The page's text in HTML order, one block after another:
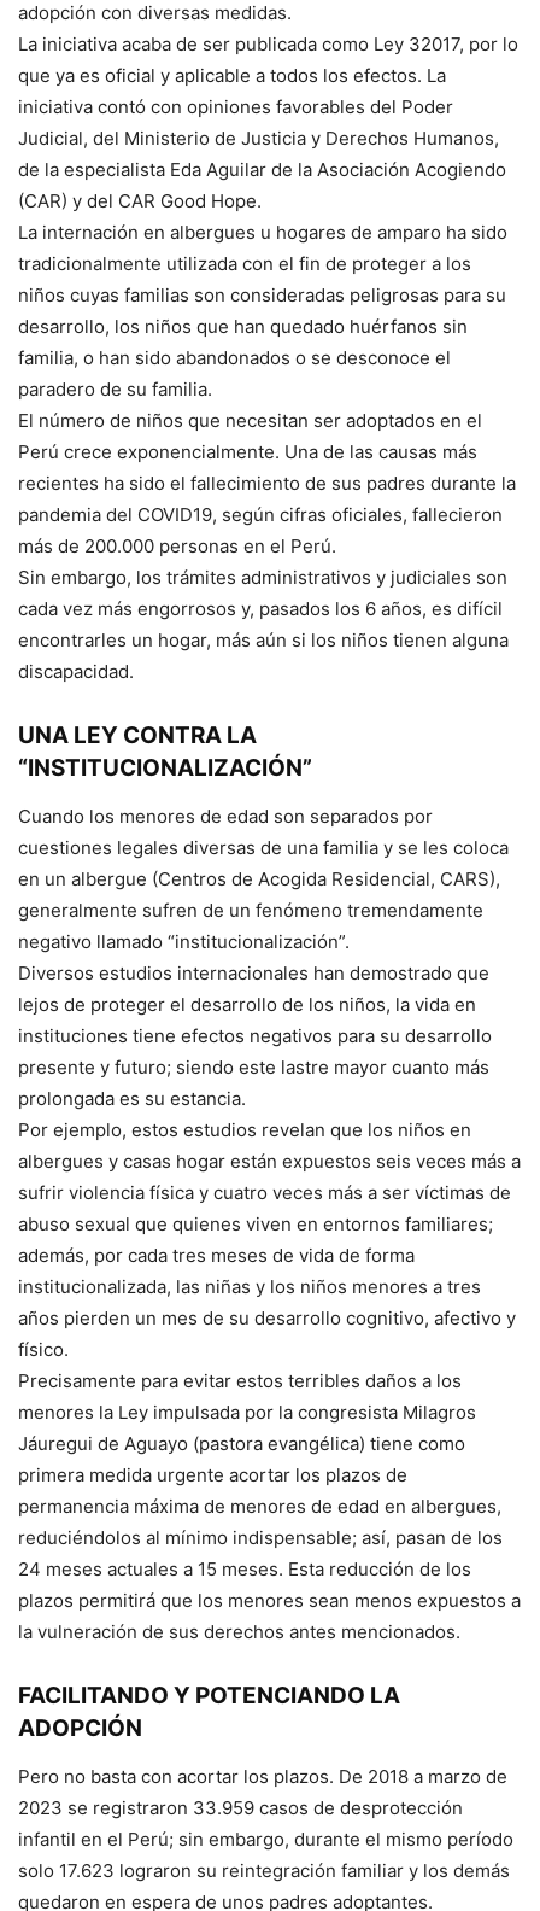
adopción con diversas medidas.
La iniciativa acaba de ser publicada como Ley 32017, por lo
que ya es oficial y aplicable a todos los efectos. La
iniciativa contó con opiniones favorables del Poder
Judicial, del Ministerio de Justicia y Derechos Humanos,
de la especialista Eda Aguilar de la Asociación Acogiendo
(CAR) y del CAR Good Hope.
La internación en albergues u hogares de amparo ha sido
tradicionalmente utilizada con el fin de proteger a los
niños cuyas familias son consideradas peligrosas para su
desarrollo, los niños que han quedado huérfanos sin
familia, o han sido abandonados o se desconoce el
paradero de su familia.
El número de niños que necesitan ser adoptados en el
Perú crece exponencialmente. Una de las causas más
recientes ha sido el fallecimiento de sus padres durante la
pandemia del COVID19, según cifras oficiales, fallecieron
más de 200.000 personas en el Perú.
Sin embargo, los trámites administrativos y judiciales son
cada vez más engorrosos y, pasados los 6 años, es difícil
encontrarles un hogar, más aún si los niños tienen alguna
discapacidad.
UNA LEY CONTRA LA
“INSTITUCIONALIZACIÓN”
Cuando los menores de edad son separados por
cuestiones legales diversas de una familia y se les coloca
en un albergue (Centros de Acogida Residencial, CARS),
generalmente sufren de un fenómeno tremendamente
negativo llamado “institucionalización”.
Diversos estudios internacionales han demostrado que
lejos de proteger el desarrollo de los niños, la vida en
instituciones tiene efectos negativos para su desarrollo
presente y futuro; siendo este lastre mayor cuanto más
prolongada es su estancia.
Por ejemplo, estos estudios revelan que los niños en
albergues y casas hogar están expuestos seis veces más a
sufrir violencia física y cuatro veces más a ser víctimas de
abuso sexual que quienes viven en entornos familiares;
además, por cada tres meses de vida de forma
institucionalizada, las niñas y los niños menores a tres
años pierden un mes de su desarrollo cognitivo, afectivo y
físico.
Precisamente para evitar estos terribles daños a los
menores la Ley impulsada por la congresista Milagros
Jáuregui de Aguayo (pastora evangélica) tiene como
primera medida urgente acortar los plazos de
permanencia máxima de menores de edad en albergues,
reduciéndolos al mínimo indispensable; así, pasan de los
24 meses actuales a 15 meses. Esta reducción de los
plazos permitirá que los menores sean menos expuestos a
la vulneración de sus derechos antes mencionados.
FACILITANDO Y POTENCIANDO LA
ADOPCIÓN
Pero no basta con acortar los plazos. De 2018 a marzo de
2023 se registraron 33.959 casos de desprotección
infantil en el Perú; sin embargo, durante el mismo período
solo 17.623 lograron su reintegración familiar y los demás
quedaron en espera de unos padres adoptantes.